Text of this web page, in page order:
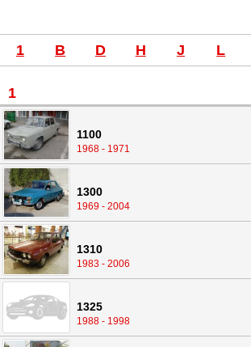
1 B D H J L
1
1100
1968 - 1971
1300
1969 - 2004
1310
1983 - 2006
1325
1988 - 1998